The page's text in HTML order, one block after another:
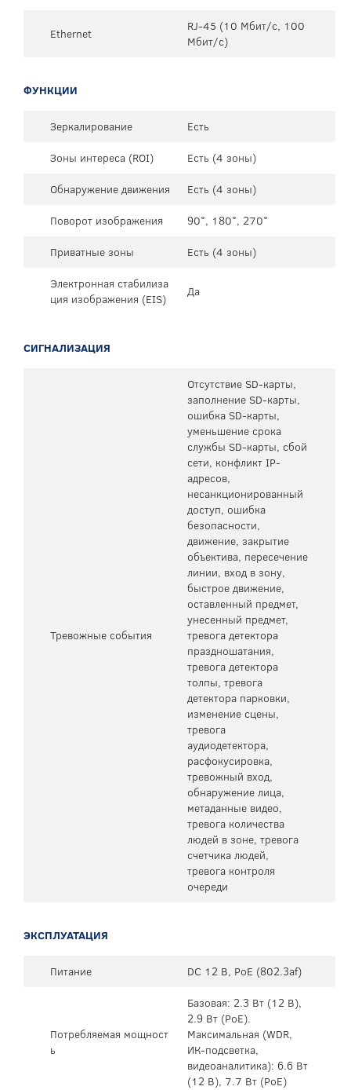
Ethernet
RJ-45 (10 Мбит/с, 100
Мбит/с)
ФУНКЦИИ
Зеркалирование
Есть
Зоны интереса (ROI)
Есть (4 зоны)
Обнаружение движения
Есть (4 зоны)
Поворот изображения
90°, 180°, 270°
Приватные зоны
Есть (4 зоны)
Электронная стабилиза
ция изображения (EIS)
Да
СИГНАЛИЗАЦИЯ
Тревожные события
Отсутствие SD-карты,
заполнение SD-карты,
ошибка SD-карты,
уменьшение срока
службы SD-карты, сбой
сети, конфликт IP-
адресов,
несанкционированный
доступ, ошибка
безопасности,
движение, закрытие
объектива, пересечение
линии, вход в зону,
быстрое движение,
оставленный предмет,
унесенный предмет,
тревога детектора
праздношатания,
тревога детектора
толпы, тревога
детектора парковки,
изменение сцены,
тревога
аудиодетектора,
расфокусировка,
тревожный вход,
обнаружение лица,
метаданные видео,
тревога количества
людей в зоне, тревога
счетчика людей,
тревога контроля
очереди
ЭКСПЛУАТАЦИЯ
Питание DC 12 В, PoE (802.3af)
Потребляемая мощност
ь
Базовая: 2.3 Вт (12 В),
2.9 Вт (PoE).
Максимальная (WDR,
ИК-подсветка,
видеоаналитика): 6.6 Вт
(12 В), 7.7 Вт (PoE)